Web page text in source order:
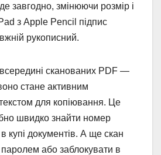
завгодно, змінюючи розмір і
з Apple Pencil підпис
рукописний.
сканованих PDF —
стане активним
для копіювання. Це
швидко знайти номер
купі документів. А ще скан
або заблокувати в